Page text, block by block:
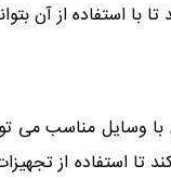
تا با استفاده از آن
وسایل مناسب می
تا استفاده از